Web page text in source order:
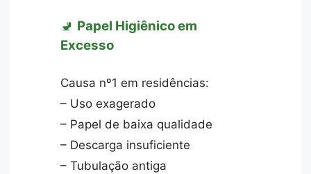
🚽 Papel Higiênico em
Excesso
Causa nº1 em residências:
– Uso exagerado
– Papel de baixa qualidade
– Descarga insuficiente
– Tubulação antiga